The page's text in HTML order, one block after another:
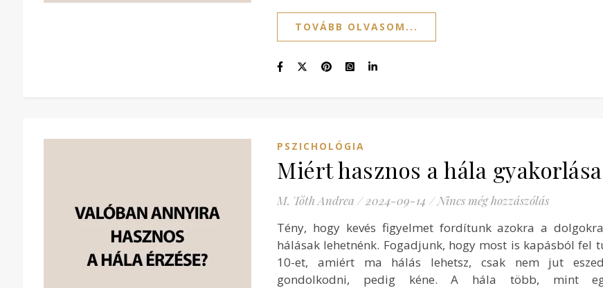
TOVÁBB OLVASOM...
PSZICHOLÓGIA
Miért hasznos a hála
M. Tóth Andrea / 2024-09-14 / Nincs még hozzászólás
Tény, hogy kevés figyelmet fordítunk azokra a
hálásak lehetnénk. Fogadjunk, hogy most is kapásból fel
10-et, amiért ma hálás lehetsz, csak nem jut
gondolkodni, pedig kéne. A hála több, mint